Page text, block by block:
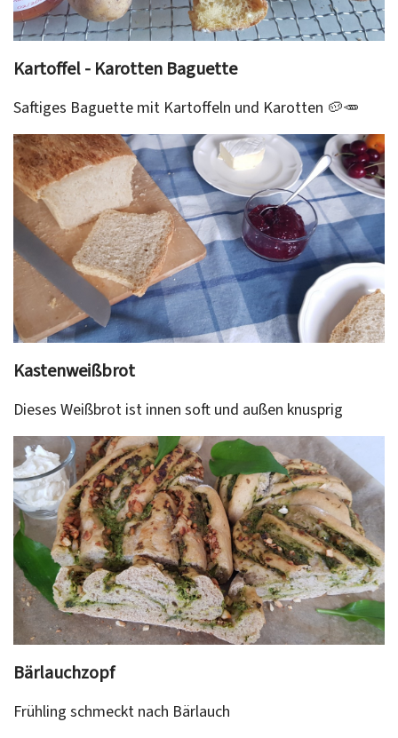
Kartoffel - Karotten Baguette
Saftiges Baguette mit Kartoffeln und Karotten 🥔🥕
Kastenweißbrot
Dieses Weißbrot ist innen soft und außen knusprig
Bärlauchzopf
Frühling schmeckt nach Bärlauch